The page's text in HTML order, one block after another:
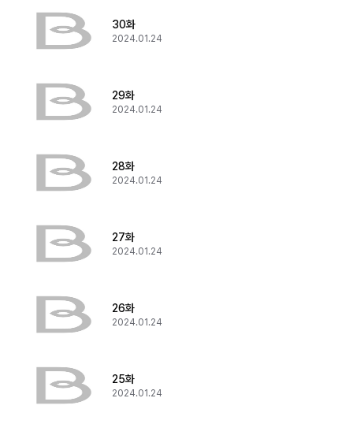
30화
2024.01.24
29화
2024.01.24
28화
2024.01.24
27화
2024.01.24
26화
2024.01.24
25화
2024.01.24